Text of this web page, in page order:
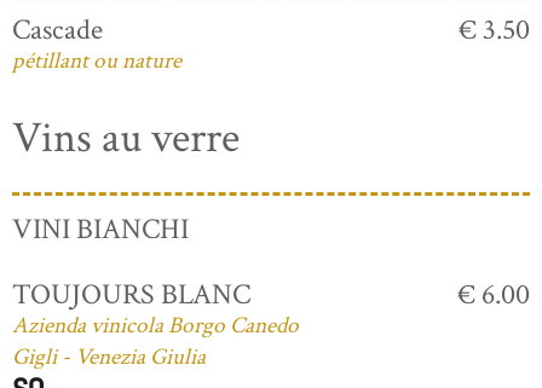
Cascade
pétillant ou nature
€ 3.50
Vins au verre
VINI BIANCHI
TOUJOURS BLANC
Azienda vinicola Borgo Canedo
Gigli - Venezia Giulia
€ 6.00